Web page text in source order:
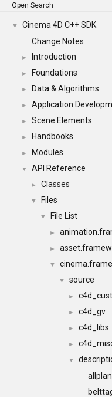
Open Search
▼
Cinema 4D C++ SDK
Change Notes
► Introduction
► Foundations
► Data & Algorithms
► Application
► Scene Elements
► Handbooks
► Modules
▼ API Reference
► Classes
▼ Files
▼ File List
►
►
▼
▼ source
►
► c4d_gv
► c4d_libs
►
▼